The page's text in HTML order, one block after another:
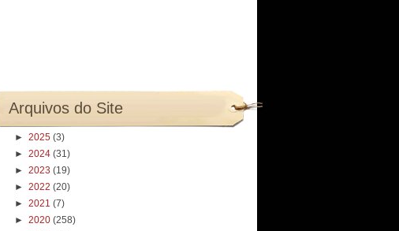
Arquivos do Site
► 2025 (3)
► 2024 (31)
► 2023 (19)
► 2022 (20)
► 2021 (7)
► 2020 (258)